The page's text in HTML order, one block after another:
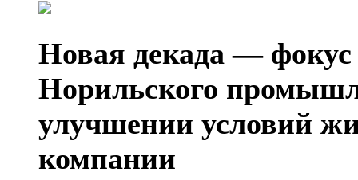
Новая декада — фокус
Норильского
улучшении условий
компании